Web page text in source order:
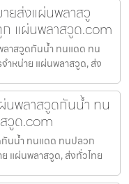
ยส่งแผ่นพลาสวู
แผ่นพลาสวูด.com
ลาสวูดกันน้ำ ทนแดด ทน
หน่าย แผ่นพลาสวูด, ส่ง
นพลาสวูดกันน้ำ ทน
วูด.com
กันน้ำ ทนแดด ทนปลวก
แผ่นพลาสวูด, ส่งทั่วไทย